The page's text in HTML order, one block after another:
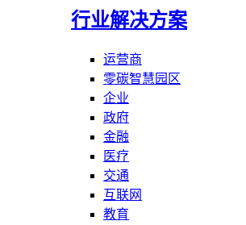
行业解决方案
运营商
零碳智慧园区
企业
政府
金融
医疗
交通
互联网
教育